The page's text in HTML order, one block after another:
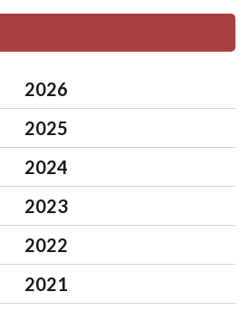
2026
2025
2024
2023
2022
2021